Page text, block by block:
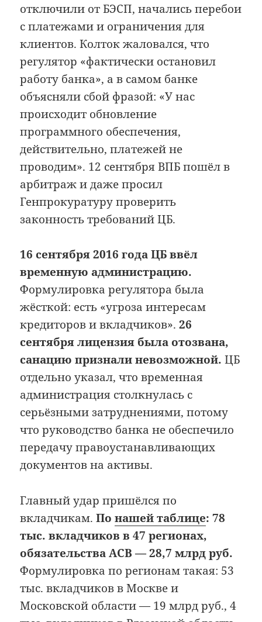
отключили от БЭСП, начались перебои
с платежами и ограничения для
клиентов. Колток жаловался, что
регулятор «фактически остановил
работу банка», а в самом банке
объясняли сбой фразой: «У нас
происходит обновление
программного обеспечения,
действительно, платежей не
проводим». 12 сентября ВПБ пошёл в
арбитраж и даже просил
Генпрокуратуру проверить
законность требований ЦБ.
16 сентября 2016 года ЦБ ввёл
временную администрацию.
Формулировка регулятора была
жёсткой: есть «угроза интересам
кредиторов и вкладчиков».26
сентября лицензия была отозвана,
санацию признали невозможной. ЦБ
отдельно указал, что временная
администрация столкнулась с
серьёзными затруднениями, потому
что руководство банка не обеспечило
передачу правоустанавливающих
документов на активы.
Главный удар пришёлся по
вкладчикам.Понашей таблице: 78
тыс. вкладчиков в 47 регионах,
обязательства АСВ — 28,7 млрд руб.
Формулировка по регионам такая: 53
тыс. вкладчиков в Москве и
Московской области — 19 млрд руб., 4